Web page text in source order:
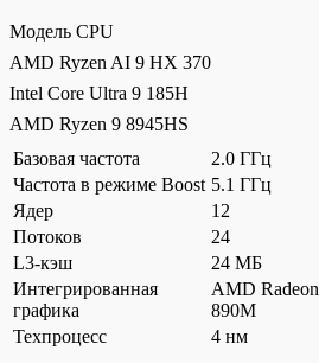
Модель CPU
AMD Ryzen AI 9 HX 370
Intel Core Ultra 9 185H
AMD Ryzen 9 8945HS
Базовая частота
2.0 ГГц
Частота в режиме Boost 5.1 ГГц
Ядер
12
Потоков
24
L3-кэш
24 МБ
Интегрированная
графика
AMD Radeon
890M
Техпроцесс
4 нм